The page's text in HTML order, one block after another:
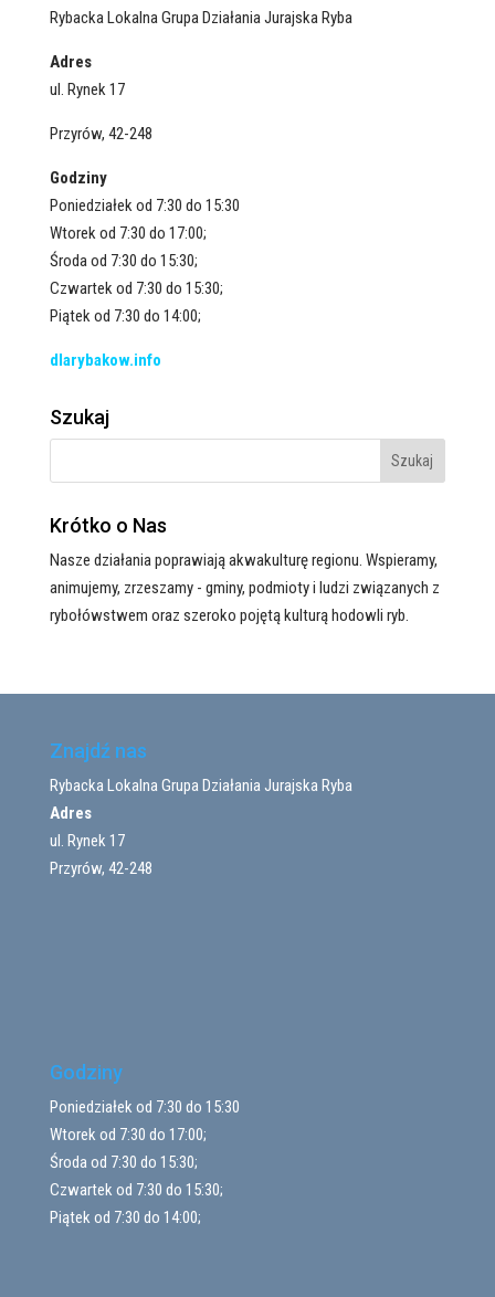
Rybacka Lokalna Grupa Działania Jurajska Ryba
Adres
ul. Rynek 17
Przyrów, 42-248
Godziny
Poniedziałek od 7:30 do 15:30
Wtorek od 7:30 do 17:00;
Środa od 7:30 do 15:30;
Czwartek od 7:30 do 15:30;
Piątek od 7:30 do 14:00;
dlarybakow.info
Szukaj
Krótko o Nas
Nasze działania poprawiają akwakulturę regionu. Wspieramy,
animujemy, zrzeszamy - gminy, podmioty i ludzi związanych z
rybołówstwem oraz szeroko pojętą kulturą hodowli ryb.
Znajdź nas
Rybacka Lokalna Grupa Działania Jurajska Ryba
Adres
ul. Rynek 17
Przyrów, 42-248
Godziny
Poniedziałek od 7:30 do 15:30
Wtorek od 7:30 do 17:00;
Środa od 7:30 do 15:30;
Czwartek od 7:30 do 15:30;
Piątek od 7:30 do 14:00;